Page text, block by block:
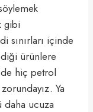
gibi
sınırları içinde
ürünlere
hiç petrol
Ya
ucuza